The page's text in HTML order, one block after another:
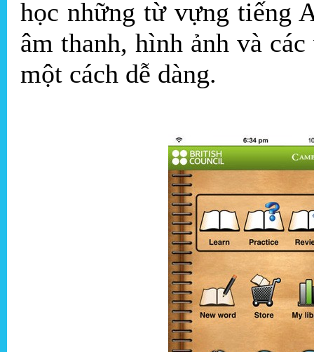
học những từ vựng tiếng
âm thanh, hình ảnh và
một cách dễ dàng.